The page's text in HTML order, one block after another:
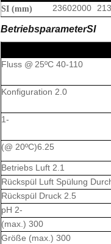
SI (mm) 23602000
BetriebsparameterSI
Fluss @ 25ºC 40-110
Konfiguration 2.0
1-
(@ 20ºC)6.25
Betriebs Luft 2.1
Rückspül Luft Spülung
Rückspül Druck 2.5
pH 2-
(max.) 300
Größe (max.) 300